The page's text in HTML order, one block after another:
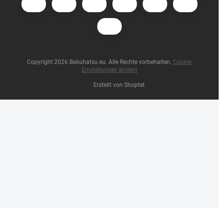
Erstellt von Shoptet
Copyright 2026 Bakuhatsu.eu . Alle Rechte vorbehalten. Cookie-
Einstellungen ändern